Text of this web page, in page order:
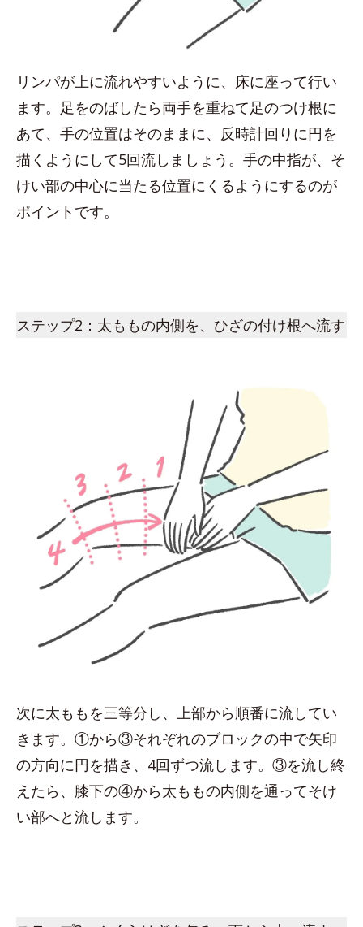
リンパが上に流れやすいように、床に座って行い
ます。足をのばしたら両手を重ねて足のつけ根に
あて、手の位置はそのままに、反時計回りに円を
描くようにして5回流しましょう。手の中指が、そ
けい部の中心に当たる位置にくるようにするのが
ポイントです。
ステップ2：太ももの内側を、ひざの付け根へ流す
次に太ももを三等分し、上部から順番に流してい
きます。①から③それぞれのブロックの中で矢印
の方向に円を描き、4回ずつ流します。③を流し終
えたら、膝下の④から太ももの内側を通ってそけ
い部へと流します。